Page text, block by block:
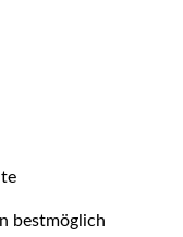
bestmöglich